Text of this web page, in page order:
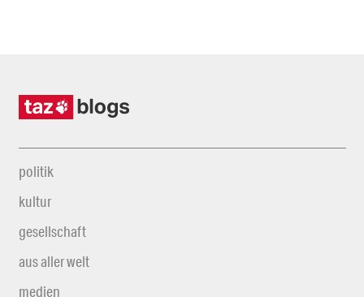
politik
kultur
gesellschaft
aus aller welt
medien